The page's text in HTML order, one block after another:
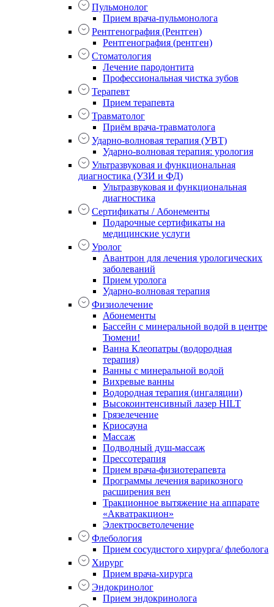
Пульмонолог
Прием врача-пульмонолога
Рентгенография (Рентген)
Рентгенография (рентген)
Стоматология
Лечение пародонтита
Профессиональная чистка зубов
Терапевт
Прием терапевта
Травматолог
Приём врача-травматолога
Ударно-волновая терапия (УВТ)
Ударно-волновая терапия: урология
Ультразвуковая и функциональная
диагностика (УЗИ и ФД)
Ультразвуковая и функциональная
диагностика
Сертификаты / Абонементы
Подарочные сертификаты на
медицинские услуги
Уролог
Авантрон для лечения урологических
заболеваний
Прием уролога
Ударно-волновая терапия
Физиолечение
Абонементы
Бассейн с минеральной водой в центре
Тюмени!
Ванна Клеопатры (водородная
терапия)
Ванны с минеральной водой
Вихревые ванны
Водородная терапия (ингаляции)
Высокоинтенсивный лазер HILT
Грязелечение
Криосауна
Массаж
Подводный душ-массаж
Прессотерапия
Прием врача-физиотерапевта
Программы лечения варикозного
расширения вен
Тракционное вытяжение на аппарате
«Акватракцион»
Электросветолечение
Флебология
Прием сосудистого хирурга/ флеболога
Хирург
Прием врача-хирурга
Эндокринолог
Прием эндокринолога